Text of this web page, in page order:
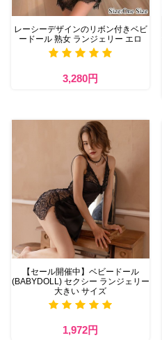
レーシーデザインのリボン付きベビ
ードール 熟女 ランジェリー エロ
3,280円
【セール開催中】ベビードール
(BABYDOLL) セクシー ランジェリー
大きい サイズ
1,972円